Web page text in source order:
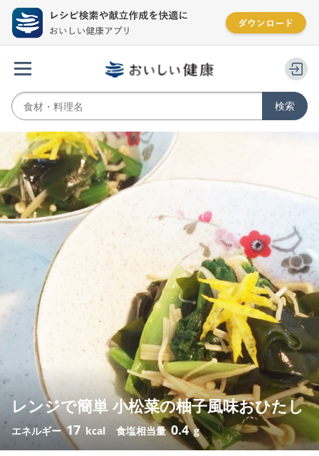
レンジで簡単 小松菜の柚子風味おひたし
エネルギー17 kcal 食塩相当量0.4 g